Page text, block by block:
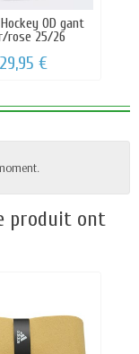
OD gant
rose 25/26
29,95 €
produit ont